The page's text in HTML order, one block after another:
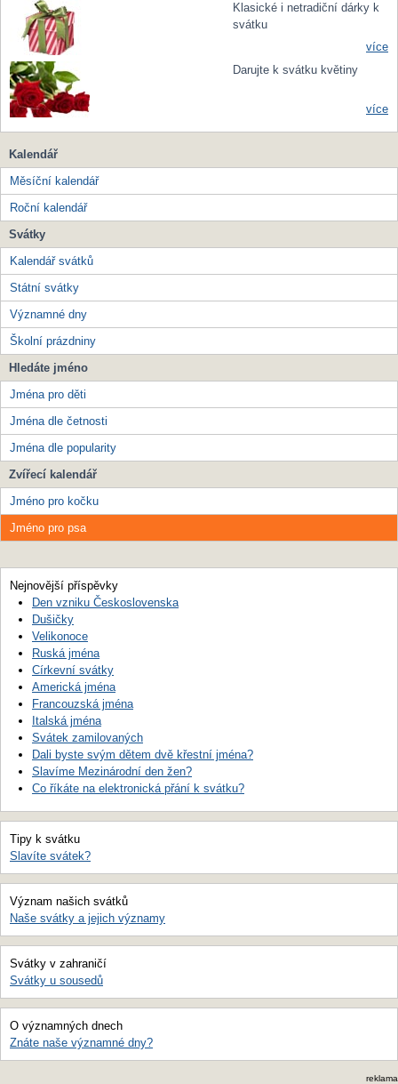
Klasické i netradiční dárky k
svátku
více
Darujte k svátku květiny
více
Kalendář
Měsíční kalendář
Roční kalendář
Svátky
Kalendář svátků
Státní svátky
Významné dny
Školní prázdniny
Hledáte jméno
Jména pro děti
Jména dle četnosti
Jména dle popularity
Zvířecí kalendář
Jméno pro kočku
Jméno pro psa
Nejnovější příspěvky
Den vzniku Československa
Dušičky
Velikonoce
Ruská jména
Církevní svátky
Americká jména
Francouzská jména
Italská jména
Svátek zamilovaných
Dali byste svým dětem dvě křestní jména?
Slavíme Mezinárodní den žen?
Co říkáte na elektronická přání k svátku?
Tipy k svátku
Slavíte svátek?
Význam našich svátků
Naše svátky a jejich významy
Svátky v zahraničí
Svátky u sousedů
O významných dnech
Znáte naše významné dny?
reklama